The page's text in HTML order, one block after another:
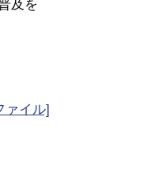
及を
ァイル]